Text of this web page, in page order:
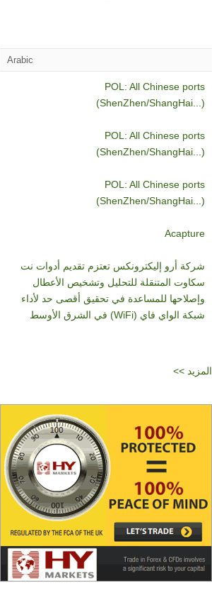
Arabic
POL: All Chinese ports
(ShenZhen/ShangHai...)
POL: All Chinese ports
(ShenZhen/ShangHai...)
POL: All Chinese ports
(ShenZhen/ShangHai...)
Acapture
شركة أرو إليكترونكس تعتزم تقديم أدوات نت
سكاوت المتنقلة للتحليل وتشخيص الأعطال
وإصلاحها للمساعدة في تحقيق أقصى حد لأداء
شبكة الواي فاي (WiFi) في الشرق الأوسط
<< المزيد